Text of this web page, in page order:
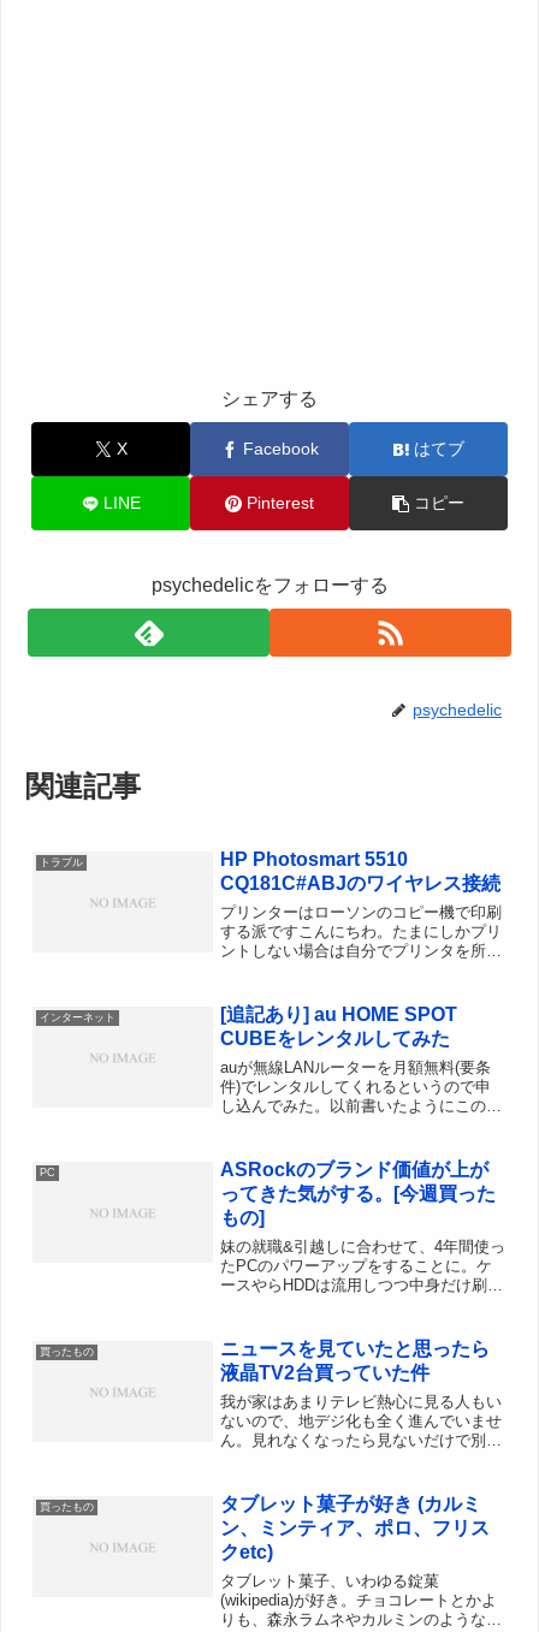
シェアする
X Facebook はてブ
LINE Pinterest コピー
psychedelicをフォローする
psychedelic
関連記事
トラブル
HP Photosmart 5510
CQ181C#ABJのワイヤレス接続
プリンターはローソンのコピー機で印刷
する派ですこんにちわ。たまにしかプリ
ントしない場合は自分でプリンタを所有
コストとしてはお安くなりますよね。た
まにしか使わないインクジ...
インターネット
[追記あり] au HOME SPOT
CUBEをレンタルしてみた
auが無線LANルーターを月額無料(要条
件)でレンタルしてくれるというので申
し込んでみた。以前書いたようにこの間
ホを利用しており自宅がWinHighSpeed
の...
PC
ASRockのブランド価値が上が
ってきた気がする。[今週買った
もの]
妹の就職&引越しに合わせて、4年間使っ
たPCのパワーアップをすることに。ケ
ースやらHDDは流用しつつ中身だけ刷
にデュアルコアでも良さそう...
買ったもの
ニュースを見ていたと思ったら
液晶TV2台買っていた件
我が家はあまりテレビ熱心に見る人もい
ないので、地デジ化も全く進んでいませ
ん。見れなくなったら見ないだけで別に
な...。しかし2台あるTVのうち、居間の
DVD内蔵TVが最...
買ったもの
タブレット菓子が好き (カルミ
ン、ミンティア、ポロ、フリス
クetc)
タブレット菓子、いわゆる錠菓
(wikipedia)が好き。チョコレートとかよ
りも、森永ラムネやカルミンのような小